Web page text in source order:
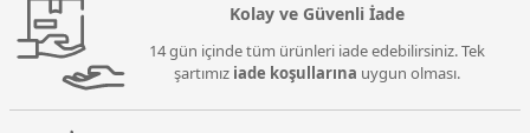
Kolay ve Güvenli İade
14 gün içinde tüm ürünleri iade edebilirsiniz. Tek
şartımız iade koşullarına uygun olması.